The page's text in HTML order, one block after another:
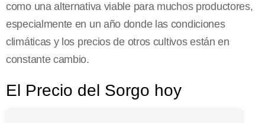
como una alternativa viable para muchos productores,
especialmente en un año donde las condiciones
climáticas y los precios de otros cultivos están en
constante cambio.
El Precio del Sorgo hoy